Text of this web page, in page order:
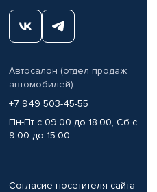
Автосалон (отдел продаж
автомобилей)
+7 949 503-45-55
Пн-Пт с 09.00 до 18.00, Сб с
9.00 до 15.00
Согласие посетителя сайта